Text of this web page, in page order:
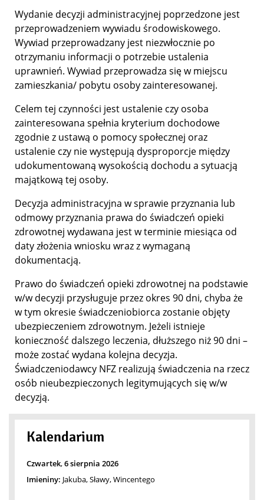
Wydanie decyzji administracyjnej poprzedzone jest
przeprowadzeniem wywiadu środowiskowego.
Wywiad przeprowadzany jest niezwłocznie po
otrzymaniu informacji o potrzebie ustalenia
uprawnień. Wywiad przeprowadza się w miejscu
zamieszkania/ pobytu osoby zainteresowanej.
Celem tej czynności jest ustalenie czy osoba
zainteresowana spełnia kryterium dochodowe
zgodnie z ustawą o pomocy społecznej oraz
ustalenie czy nie występują dysproporcje między
udokumentowaną wysokością dochodu a sytuacją
majątkową tej osoby.
Decyzja administracyjna w sprawie przyznania lub
odmowy przyznania prawa do świadczeń opieki
zdrowotnej wydawana jest w terminie miesiąca od
daty złożenia wniosku wraz z wymaganą
dokumentacją.
Prawo do świadczeń opieki zdrowotnej na podstawie
w/w decyzji przysługuje przez okres 90 dni, chyba że
w tym okresie świadczeniobiorca zostanie objęty
ubezpieczeniem zdrowotnym. Jeżeli istnieje
konieczność dalszego leczenia, dłuższego niż 90 dni –
może zostać wydana kolejna decyzja.
Świadczeniodawcy NFZ realizują świadczenia na rzecz
osób nieubezpieczonych legitymujących się w/w
decyzją.
Kalendarium
Czwartek,6sierpnia 2026
Imieniny: Jakuba, Sławy, Wincentego